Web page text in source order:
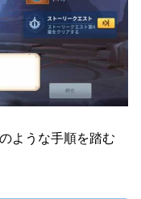
ような手順を踏む